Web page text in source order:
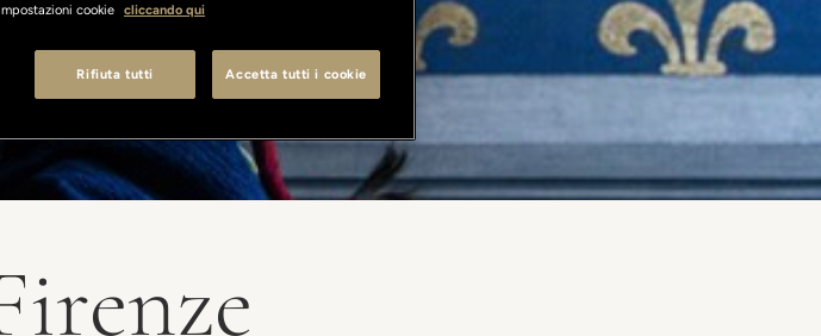
cookie cliccando qui
Rifiuta tutti Accetta tutti i cookie